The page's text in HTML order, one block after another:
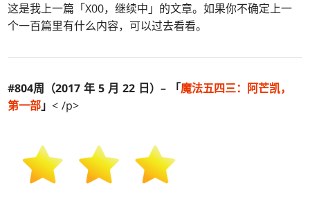
这是我上一篇「X00，继续中」的文章。如果你不确定上一
个一百篇里有什么内容，可以过去看看。
#804周（2017 年 5 月 22 日）– 「魔法五四三： 阿芒凯，
第一部」< /p>